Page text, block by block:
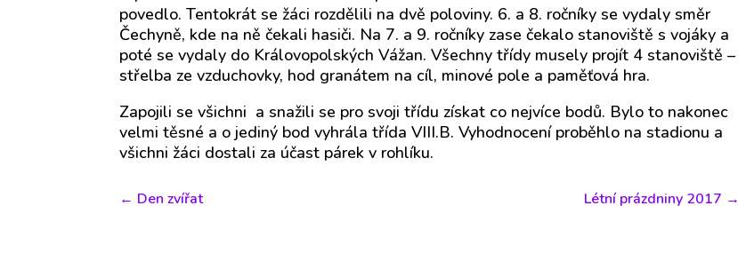
povedlo. Tentokrát se žáci rozdělili na dvě poloviny. 6. a 8. ročníky se vydaly směr
Čechyně, kde na ně čekali hasiči. Na 7. a 9. ročníky zase čekalo stanoviště s vojáky a
poté se vydaly do Královopolských Vážan. Všechny třídy musely projít 4 stanoviště –
střelba ze vzduchovky, hod granátem na cíl, minové pole a paměťová hra.
Zapojili se všichni a snažili se pro svoji třídu získat co nejvíce bodů. Bylo to nakonec
velmi těsné a o jediný bod vyhrála třída VIII.B. Vyhodnocení proběhlo na stadionu a
všichni žáci dostali za účast párek v rohlíku.
← Den zvířat Létní prázdniny 2017 →